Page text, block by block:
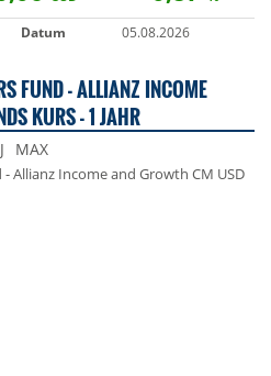
Datum 05.08.2026
FUND - ALLIANZ INCOME
KURS - 1 JAHR
MAX